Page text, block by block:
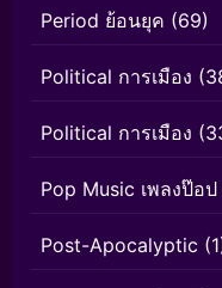
Period ย้อนยุค (69)
Political การเมือง
Political การเมือง
Pop Music เพลงป๊อป
Post-Apocalyptic